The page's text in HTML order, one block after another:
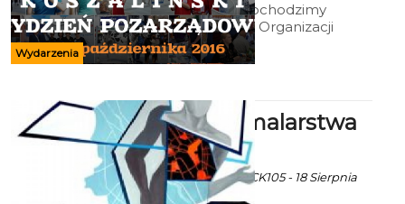
Wydarzenia
7 października obchodzimy
Koszaliński Dzień Organizacji
Pozarządowych. W dniach 1 - 7.10
odbywa się Koszaliński Tydzień
Wystawa malarstwa
„Konkret”
Ekoszalin z mat inf.CK105 - 18 Sierpnia
2016 godz. 13:24